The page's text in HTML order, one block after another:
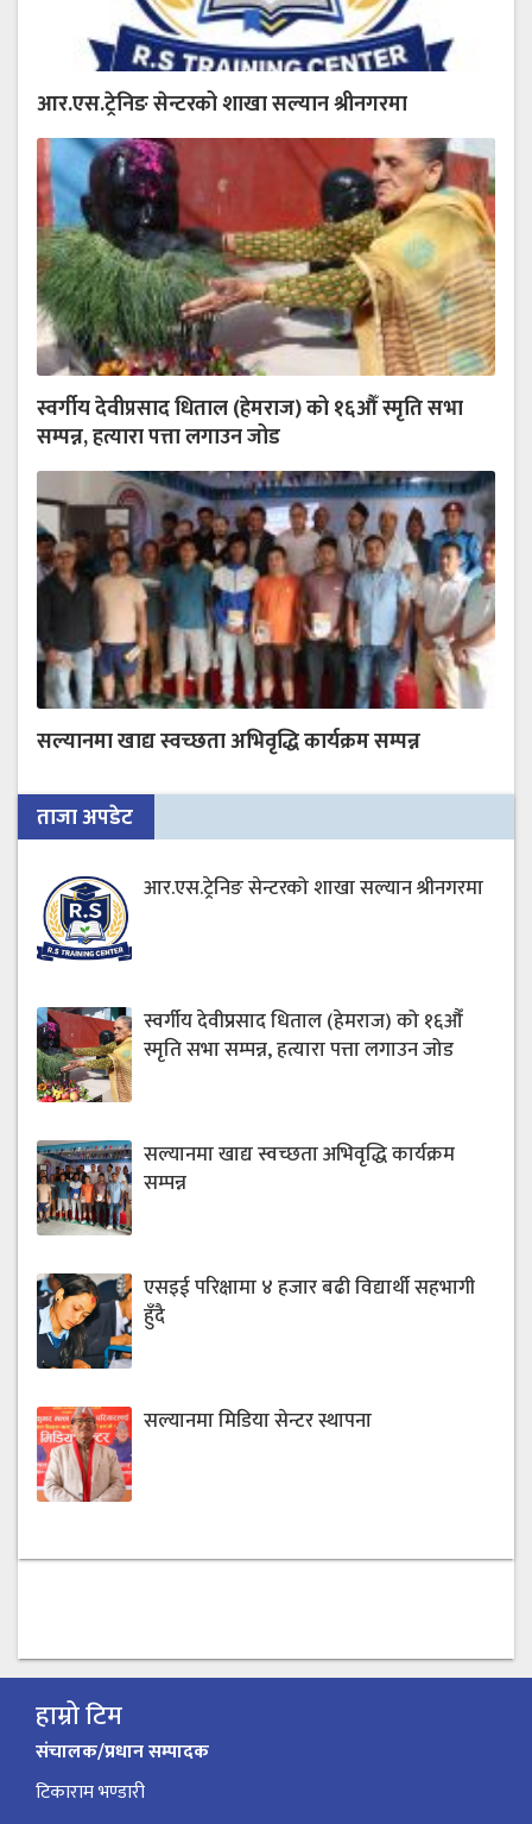
आर.एस.ट्रेनिङ सेन्टरको शाखा सल्यान श्रीनगरमा
स्वर्गीय देवीप्रसाद धिताल (हेमराज) को १६औँ स्मृति सभा
सम्पन्न, हत्यारा पत्ता लगाउन जोड
सल्यानमा खाद्य स्वच्छता अभिवृद्धि कार्यक्रम सम्पन्न
ताजा अपडेट
आर.एस.ट्रेनिङ सेन्टरको शाखा सल्यान श्रीनगरमा
स्वर्गीय देवीप्रसाद धिताल (हेमराज) को १६औँ
स्मृति सभा सम्पन्न, हत्यारा पत्ता लगाउन जोड
सल्यानमा खाद्य स्वच्छता अभिवृद्धि कार्यक्रम
सम्पन्न
एसइई परिक्षामा ४ हजार बढी विद्यार्थी सहभागी
हुँदै
सल्यानमा मिडिया सेन्टर स्थापना
हाम्रो टिम
संचालक/प्रधान सम्पादक
टिकाराम भण्डारी